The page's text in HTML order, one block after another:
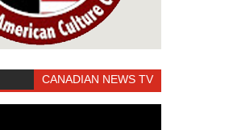
CANADIAN NEWS TV